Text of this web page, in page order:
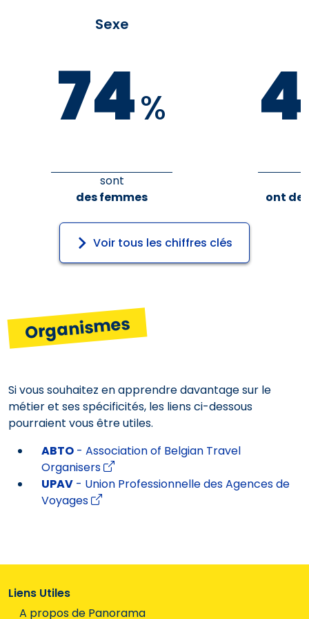
Sexe
74%
sont
des femmes
ont de
Voir tous les chiffres clés
Organismes
Si vous souhaitez en apprendre davantage sur le
métier et ses spécificités, les liens ci-dessous
pourraient vous être utiles.
ABTO - Association of Belgian Travel
Organisers
UPAV - Union Professionnelle des Agences de
Voyages
Liens Utiles
A propos de Panorama